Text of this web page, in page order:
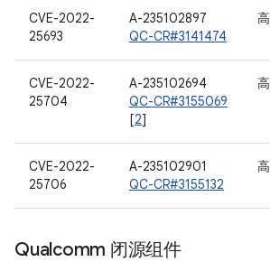
CVE-2022-
25693
A-235102897
QC-CR#3141474
高
CVE-2022-
25704
A-235102694
QC-CR#3155069
[2]
高
CVE-2022-
25706
A-235102901
QC-CR#3155132
高
Qualcomm 闭源组件